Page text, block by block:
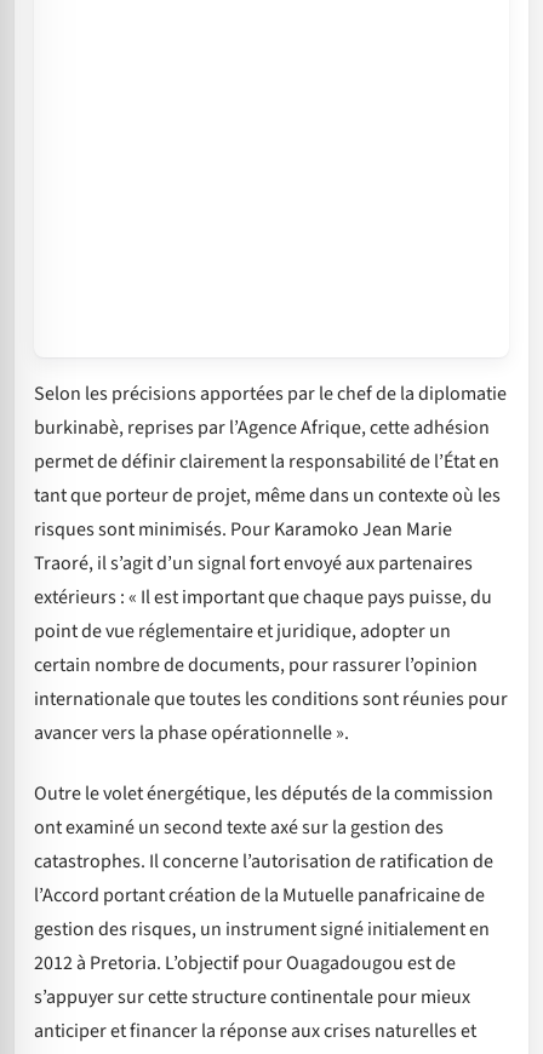
Selon les précisions apportées par le chef de la diplomatie
burkinabè, reprises par l’Agence Afrique, cette adhésion
permet de définir clairement la responsabilité de l’État en
tant que porteur de projet, même dans un contexte où les
risques sont minimisés. Pour Karamoko Jean Marie
Traoré, il s’agit d’un signal fort envoyé aux partenaires
extérieurs : « Il est important que chaque pays puisse, du
point de vue réglementaire et juridique, adopter un
certain nombre de documents, pour rassurer l’opinion
internationale que toutes les conditions sont réunies pour
avancer vers la phase opérationnelle ».
Outre le volet énergétique, les députés de la commission
ont examiné un second texte axé sur la gestion des
catastrophes. Il concerne l’autorisation de ratification de
l’Accord portant création de la Mutuelle panafricaine de
gestion des risques, un instrument signé initialement en
2012 à Pretoria. L’objectif pour Ouagadougou est de
s’appuyer sur cette structure continentale pour mieux
anticiper et financer la réponse aux crises naturelles et